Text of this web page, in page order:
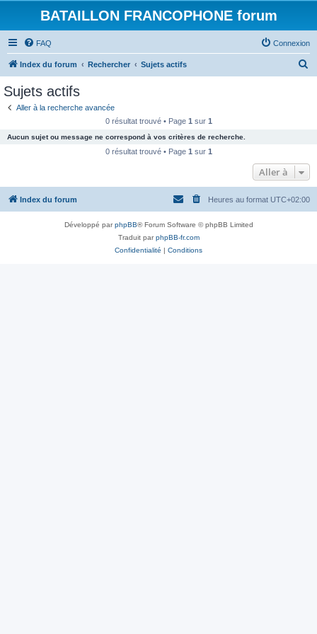
BATAILLON FRANCOPHONE forum
FAQ Connexion
Index du forum Rechercher Sujets actifs
c
e
Sujets actifs
Aller à la recherche avancée
0 résultat trouvé • Page 1 sur 1
Aucun sujet ou message ne correspond à vos critères de recherche.
0 résultat trouvé • Page 1 sur 1
Aller à
Index du forum Heures au format UTC+02:00
Développé parphpBB® Forum Software © phpBB Limited
Traduit parphpBB-fr.com
Confidentialité | Conditions